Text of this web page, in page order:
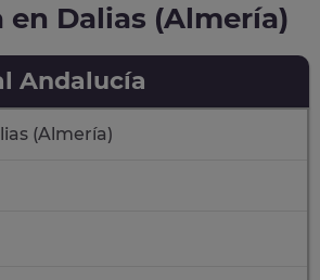
Dalias (Almería)
Andalucía
(Almería)